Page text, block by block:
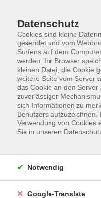
Skip to main content
You are here:
Was Demokratie mit
zu tun hat
Was
Pressefreiheit
Diskussion unter
Publikumsfragen. Den
kostenlosen Anmeldung.
Datenschutz
Cookies sind kleine
gesendet und vom
Surfens auf dem
werden. Ihr Browser
kleinen Datei, die Cookie
weitere Seite vom Server
das Cookie an den
zuverlässiger
sich Informationen zu
Benutzers aufzuzeichnen.
Verwendung von Cookies
Sie in unseren
Notwendig
Google-Translate